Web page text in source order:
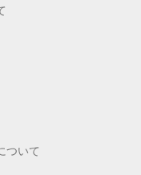
ついて